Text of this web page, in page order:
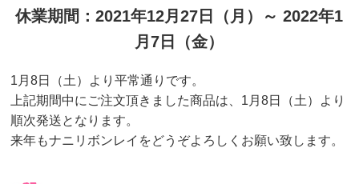
休業期間：2021年12月27日（月）～ 2022年1
月7日（金）
1月8日（土）より平常通りです。
上記期間中にご注文頂きました商品は、1月8日（土）より
順次発送となります。
来年もナニリボンレイをどうぞよろしくお願い致します。